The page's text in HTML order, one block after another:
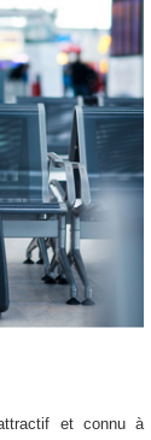
et connu à